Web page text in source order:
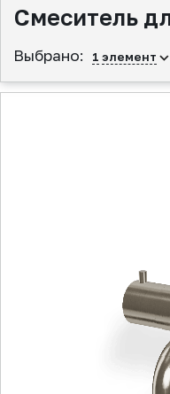
Смеситель
Выбрано: 1 элемент